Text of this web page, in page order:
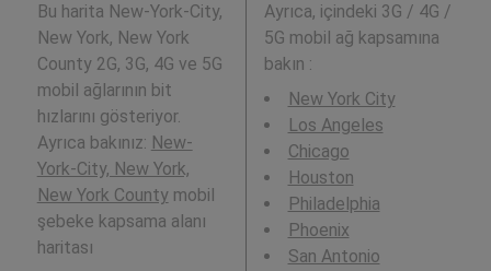
Bu harita New-York-City,
New York, New York
County 2G, 3G, 4G ve 5G
mobil ağlarının bit
hızlarını gösteriyor.
Ayrıca bakınız: New-
York-City, New York,
New York Countymobil
şebeke kapsama alanı
haritası
Ayrıca, içindeki 3G / 4G /
5G mobil ağ kapsamına
bakın :
New York City
Los Angeles
Chicago
Houston
Philadelphia
Phoenix
San Antonio